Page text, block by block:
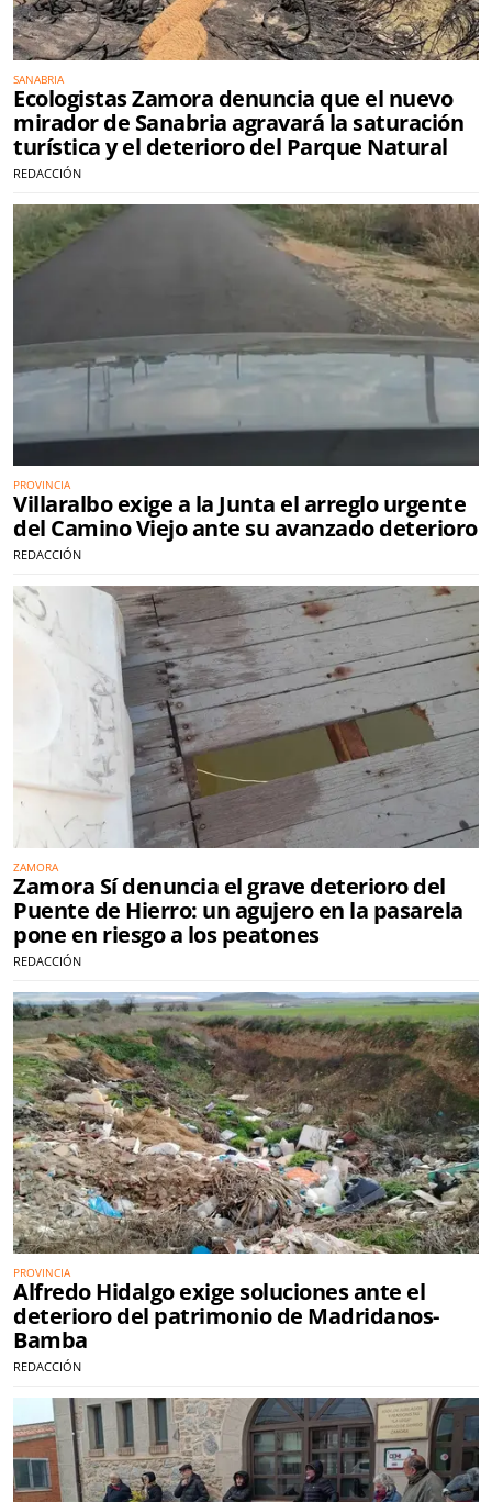
SANABRIA
Ecologistas Zamora denuncia que el nuevo
mirador de Sanabria agravará la saturación
turística y el deterioro del Parque Natural
REDACCIÓN
PROVINCIA
Villaralbo exige a la Junta el arreglo urgente
del Camino Viejo ante su avanzado deterioro
REDACCIÓN
ZAMORA
Zamora Sí denuncia el grave deterioro del
Puente de Hierro: un agujero en la pasarela
pone en riesgo a los peatones
REDACCIÓN
PROVINCIA
Alfredo Hidalgo exige soluciones ante el
deterioro del patrimonio de Madridanos-
Bamba
REDACCIÓN